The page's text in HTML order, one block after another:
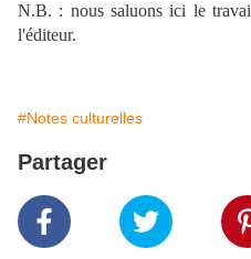
N.B. : nous saluons ici le
l'éditeur.
#Notes culturelles
Partager